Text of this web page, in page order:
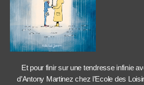
Et pour finir sur une tendresse infinie
d’Antony Martinez chez l’Ecole des